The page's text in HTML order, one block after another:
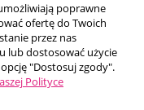
NOWOŚĆ
poprawne
ofertę do Twoich
przez nas
lub dostosować użycie
"Dostosuj zgody".
Polityce